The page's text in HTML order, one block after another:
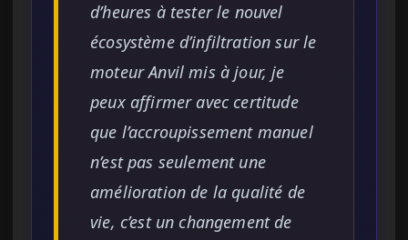
d’heures à tester le nouvel
écosystème d’infiltration sur le
moteur Anvil mis à jour, je
peux affirmer avec certitude
que l’accroupissement manuel
n’est pas seulement une
amélioration de la qualité de
vie, c’est un changement de